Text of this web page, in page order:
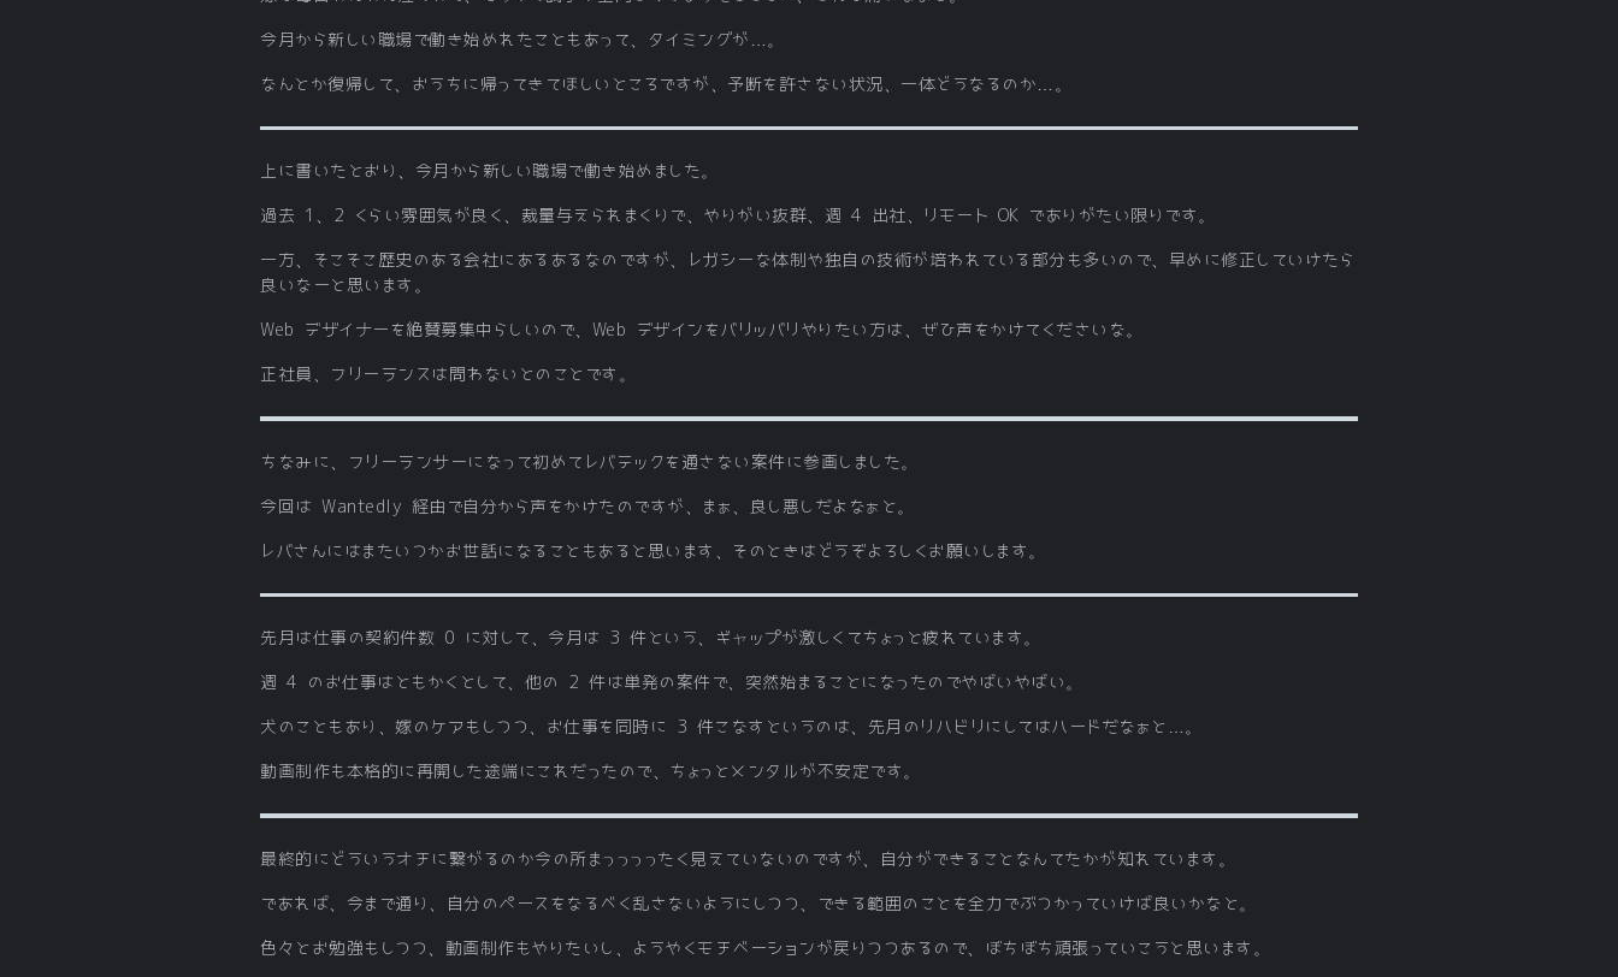
今月から新しい職場で働き始めれたこともあって、タイミングが…。
なんとか復帰して、おうちに帰ってきてほしいところですが、予断を許さない状況、一体どうなるのか…。
上に書いたとおり、今月から新しい職場で働き始めました。
過去 1、2 くらい雰囲気が良く、裁量与えられまくりで、やりがい抜群、週 4 出社、リモート OK でありがたい限りです。
一方、そこそこ歴史のある会社にあるあるなのですが、レガシーな体制や独自の技術が培われている部分も多いので、早めに修正していけたら
良いなーと思います。
Web デザイナーを絶賛募集中らしいので、Web デザインをバリッバリやりたい方は、ぜひ声をかけてくださいな。
正社員、フリーランスは問わないとのことです。
ちなみに、フリーランサーになって初めてレバテックを通さない案件に参画しました。
今回は Wantedly 経由で自分から声をかけたのですが、まぁ、良し悪しだよなぁと。
レバさんにはまたいつかお世話になることもあると思います、そのときはどうぞよろしくお願いします。
先月は仕事の契約件数 0 に対して、今月は 3 件という、ギャップが激しくてちょっと疲れています。
週 4 のお仕事はともかくとして、他の 2 件は単発の案件で、突然始まることになったのでやばいやばい。
犬のこともあり、嫁のケアもしつつ、お仕事を同時に 3 件こなすというのは、先月のリハビリにしてはハードだなぁと…。
動画制作も本格的に再開した途端にこれだったので、ちょっとメンタルが不安定です。
最終的にどういうオチに繋がるのか今の所まっっっったく見えていないのですが、自分ができることなんてたかが知れています。
であれば、今まで通り、自分のペースをなるべく乱さないようにしつつ、できる範囲のことを全力でぶつかっていけば良いかなと。
色々とお勉強もしつつ、動画制作もやりたいし、ようやくモチベーションが戻りつつあるので、ぼちぼち頑張っていこうと思います。